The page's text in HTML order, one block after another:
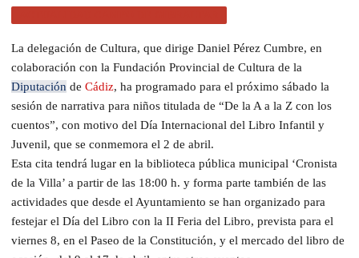
La delegación de Cultura, que dirige Daniel Pérez Cumbre, en
colaboración con la Fundación Provincial de Cultura de la
Diputación de Cádiz, ha programado para el próximo sábado la
sesión de narrativa para niños titulada de “De la A a la Z con los
cuentos”, con motivo del Día Internacional del Libro Infantil y
Juvenil, que se conmemora el 2 de abril.
Esta cita tendrá lugar en la biblioteca pública municipal ‘Cronista
de la Villa’ a partir de las 18:00 h. y forma parte también de las
actividades que desde el Ayuntamiento se han organizado para
festejar el Día del Libro con la II Feria del Libro, prevista para el
viernes 8, en el Paseo de la Constitución, y el mercado del libro de